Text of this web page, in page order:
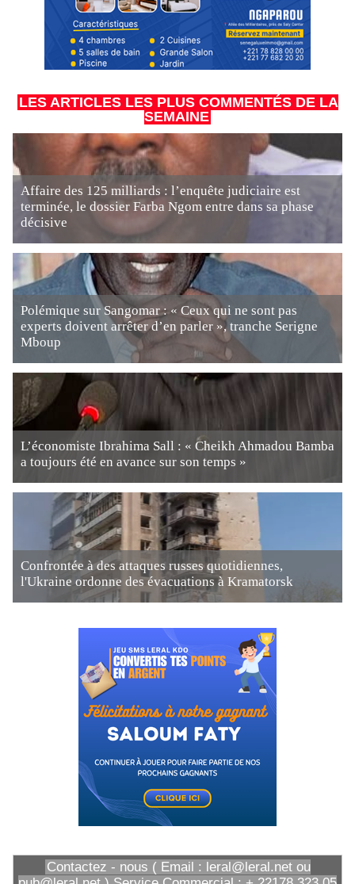
LES ARTICLES LES PLUS COMMENTÉS DE LA
SEMAINE
Affaire des 125 milliards : l’enquête judiciaire est
terminée, le dossier Farba Ngom entre dans sa phase
décisive
Polémique sur Sangomar : « Ceux qui ne sont pas
experts doivent arrêter d’en parler », tranche Serigne
Mboup
L’économiste Ibrahima Sall : « Cheikh Ahmadou Bamba
a toujours été en avance sur son temps »
Confrontée à des attaques russes quotidiennes,
l'Ukraine ordonne des évacuations à Kramatorsk
Contactez - nous ( Email : leral@leral.net ou